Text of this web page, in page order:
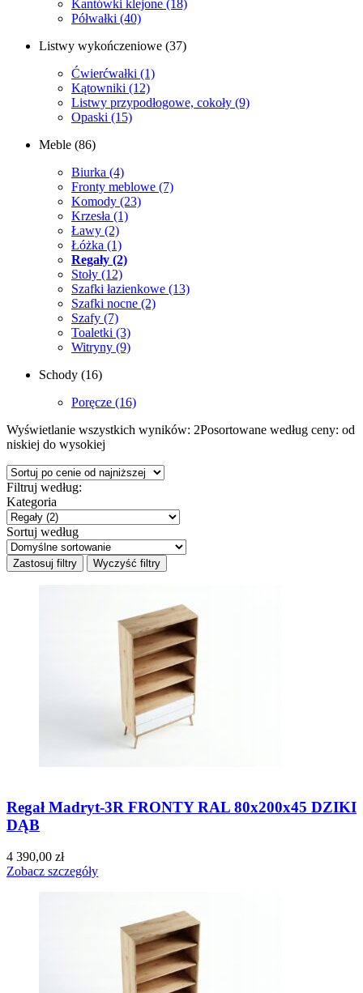
Kantówki klejone (18)
Półwałki (40)
Listwy wykończeniowe (37)
Ćwierćwałki (1)
Kątowniki (12)
Listwy przypodłogowe, cokoły (9)
Opaski (15)
Meble (86)
Biurka (4)
Fronty meblowe (7)
Komody (23)
Krzesła (1)
Ławy (2)
Łóżka (1)
Regały (2)
Stoły (12)
Szafki łazienkowe (13)
Szafki nocne (2)
Szafy (7)
Toaletki (3)
Witryny (9)
Schody (16)
Poręcze (16)
Wyświetlanie wszystkich wyników: 2Posortowane według ceny: od
niskiej do wysokiej
Filtruj według:
Kategoria
Sortuj według
Zastosuj filtry Wyczyść filtry
Regał Madryt-3R FRONTY RAL 80x200x45 DZIKI
DĄB
4 390,00 zł
Zobacz szczegóły